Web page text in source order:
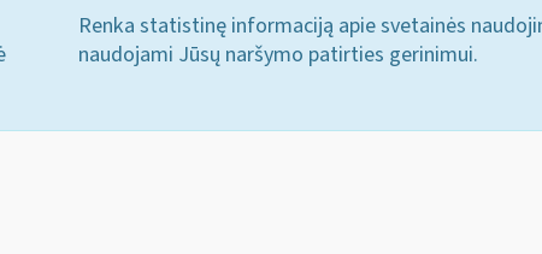
Renka statistinę informaciją apie svetainės
naudojami Jūsų naršymo patirties gerinimui.